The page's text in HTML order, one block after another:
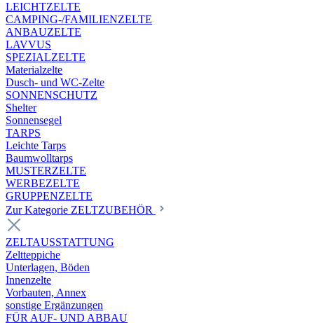
LEICHTZELTE
CAMPING-/FAMILIENZELTE
ANBAUZELTE
LAVVUS
SPEZIALZELTE
Materialzelte
Dusch- und WC-Zelte
SONNENSCHUTZ
Shelter
Sonnensegel
TARPS
Leichte Tarps
Baumwolltarps
MUSTERZELTE
WERBEZELTE
GRUPPENZELTE
Zur Kategorie ZELTZUBEHÖR
ZELTAUSSTATTUNG
Zeltteppiche
Unterlagen, Böden
Innenzelte
Vorbauten, Annex
sonstige Ergänzungen
FÜR AUF- UND ABBAU